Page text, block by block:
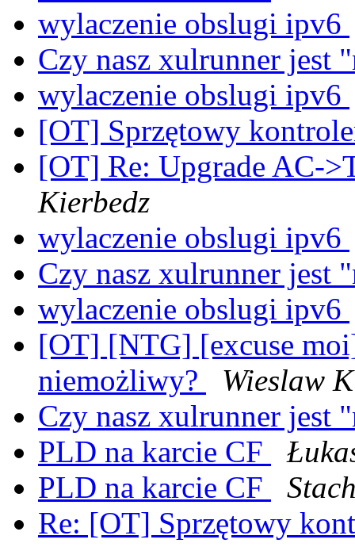
wylaczenie obslugi ipv6
Czy nasz xulrunner jest
wylaczenie obslugi ipv6
[OT] Sprzętowy
[OT] Re: Upgrade AC-
Kierbedz
wylaczenie obslugi ipv6
Czy nasz xulrunner jest
wylaczenie obslugi ipv6
[OT] [NTG] [excuse
niemożliwy?
Wieslaw
Czy nasz xulrunner jest
PLD na karcie CF
PLD na karcie CF
Re: [OT] Sprzętowy